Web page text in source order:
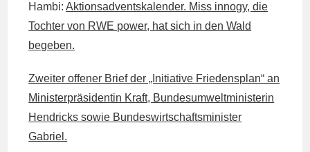
Hambi:Aktionsadventskalender. Miss innogy, die
Tochter von RWE power, hat sich in den Wald
begeben.
Zweiter offener Brief der „Initiative Friedensplan“ an
Ministerpräsidentin Kraft, Bundesumweltministerin
Hendricks sowie Bundeswirtschaftsminister
Gabriel.